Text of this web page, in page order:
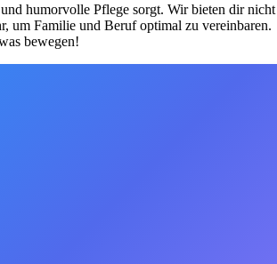
humorvolle Pflege sorgt. Wir bieten dir nicht
um Familie und Beruf optimal zu vereinbaren.
bewegen!